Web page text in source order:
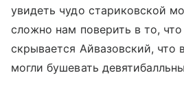
увидеть чудо стариковской
сложно нам поверить в то,
скрывается Айвазовский, что
могли бушевать